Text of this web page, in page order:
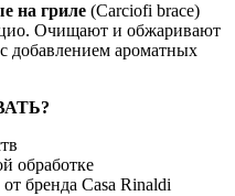
на гриле (Carciofi brace)
Очищают и обжаривают
добавлением ароматных
обработке
бренда Casa Rinaldi